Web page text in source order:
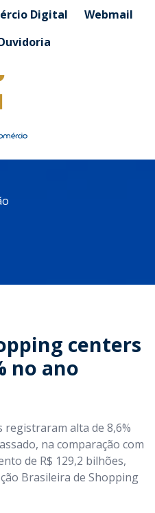
Digital
Webmail
centers
no ano
alta de 8,6%
na comparação com
de R$ 129,2 bilhões,
Brasileira de Shopping